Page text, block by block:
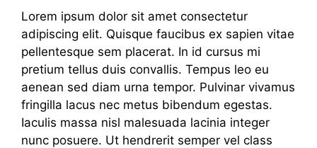
Lorem ipsum dolor sit amet consectetur
adipiscing elit. Quisque faucibus ex sapien vitae
pellentesque sem placerat. In id cursus mi
pretium tellus duis convallis. Tempus leo eu
aenean sed diam urna tempor. Pulvinar vivamus
fringilla lacus nec metus bibendum egestas.
Iaculis massa nisl malesuada lacinia integer
nunc posuere. Ut hendrerit semper vel class